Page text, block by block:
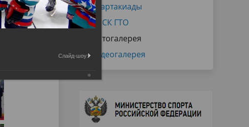
Спартакиады
ВФСК ГТО
Фотогалерея
Видеогалерея
Слайд-шоу: